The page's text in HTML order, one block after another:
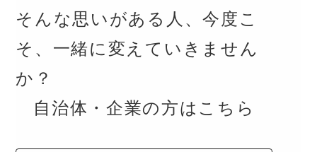
そんな思いがある人、今度こ
そ、一緒に変えていきません
か？
自治体・企業の方はこちら